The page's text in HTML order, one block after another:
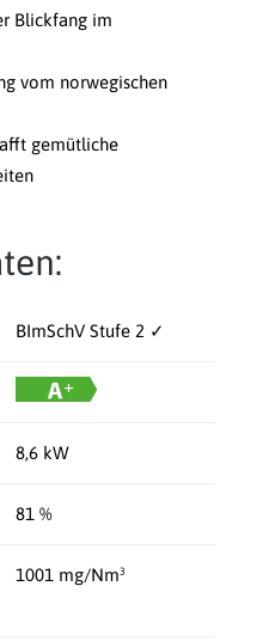
Blickfang im
vom norwegischen
gemütliche
BImSchV Stufe 2 ✓
8,6 kW
81 %
1001 mg/Nm³